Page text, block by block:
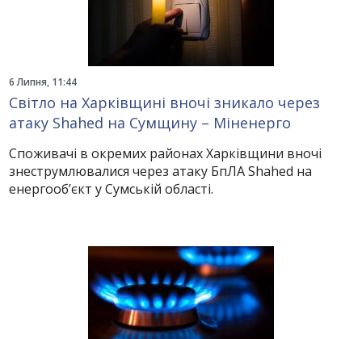
6 Липня, 11:44
Світло на Харківщині вночі зникало через
атаку Shahed на Сумщину – Міненерго
Споживачі в окремих районах Харківщини вночі
знеструмлювалися через атаку БпЛА Shahed на
енергооб’єкт у Сумській області.